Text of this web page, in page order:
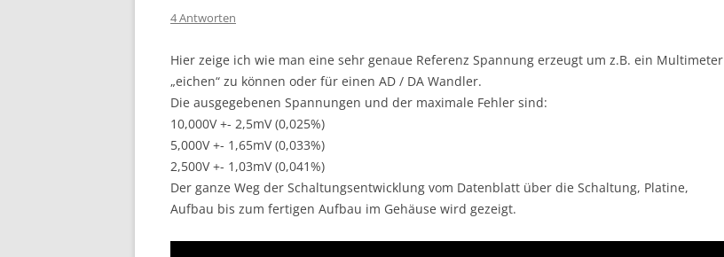
4 Antworten
Hier zeige ich wie man eine sehr genaue Referenz Spannung erzeugt um z.B. ein Multimeter
„eichen“ zu können oder für einen AD / DA Wandler.
Die ausgegebenen Spannungen und der maximale Fehler sind:
10,000V +- 2,5mV (0,025%)
5,000V +- 1,65mV (0,033%)
2,500V +- 1,03mV (0,041%)
Der ganze Weg der Schaltungsentwicklung vom Datenblatt über die Schaltung, Platine,
Aufbau bis zum fertigen Aufbau im Gehäuse wird gezeigt.